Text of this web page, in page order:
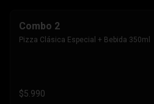
Combo 2
Pizza Clásica Especial + Bebida 350ml
$5.990